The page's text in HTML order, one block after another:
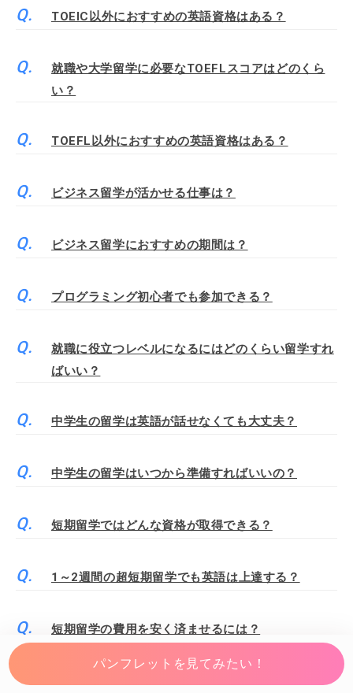
TOEIC以外におすすめの英語資格はある？
就職や大学留学に必要なTOEFLスコアはどのくら
い？
TOEFL以外におすすめの英語資格はある？
ビジネス留学が活かせる仕事は？
ビジネス留学におすすめの期間は？
プログラミング初心者でも参加できる？
就職に役立つレベルになるにはどのくらい留学すれ
ばいい？
中学生の留学は英語が話せなくても大丈夫？
中学生の留学はいつから準備すればいいの？
短期留学ではどんな資格が取得できる？
1～2週間の超短期留学でも英語は上達する？
短期留学の費用を安く済ませるには？
パンフレットを見てみたい！